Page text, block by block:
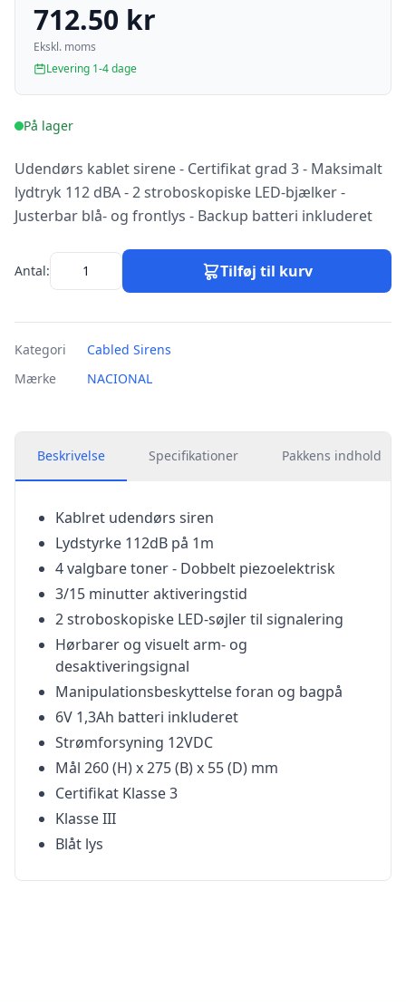
712.50 kr
Ekskl. moms
Levering 1-4 dage
På lager
Udendørs kablet sirene - Certifikat grad 3 - Maksimalt
lydtryk 112 dBA - 2 stroboskopiske LED-bjælker -
Justerbar blå- og frontlys - Backup batteri inkluderet
Antal: Tilføj til kurv
Kategori
Cabled Sirens
Mærke
NACIONAL
Beskrivelse Specifikationer Pakkens indhold
Kablret udendørs siren
Lydstyrke 112dB på 1m
4 valgbare toner - Dobbelt piezoelektrisk
3/15 minutter aktiveringstid
2 stroboskopiske LED-søjler til signalering
Hørbarer og visuelt arm- og
desaktiveringsignal
Manipulationsbeskyttelse foran og bagpå
6V 1,3Ah batteri inkluderet
Strømforsyning 12VDC
Mål 260 (H) x 275 (B) x 55 (D) mm
Certifikat Klasse 3
Klasse III
Blåt lys